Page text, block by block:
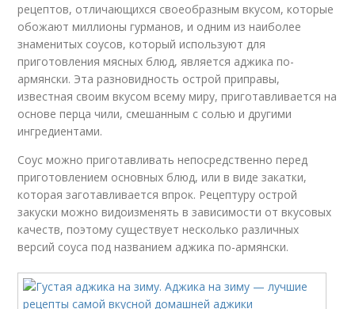
рецептов, отличающихся своеобразным вкусом, которые
обожают миллионы гурманов, и одним из наиболее
знаменитых соусов, который используют для
приготовления мясных блюд, является аджика по-
армянски. Эта разновидность острой приправы,
известная своим вкусом всему миру, приготавливается на
основе перца чили, смешанным с солью и другими
ингредиентами.
Соус можно приготавливать непосредственно перед
приготовлением основных блюд, или в виде закатки,
которая заготавливается впрок. Рецептуру острой
закуски можно видоизменять в зависимости от вкусовых
качеств, поэтому существует несколько различных
версий соуса под названием аджика по-армянски.